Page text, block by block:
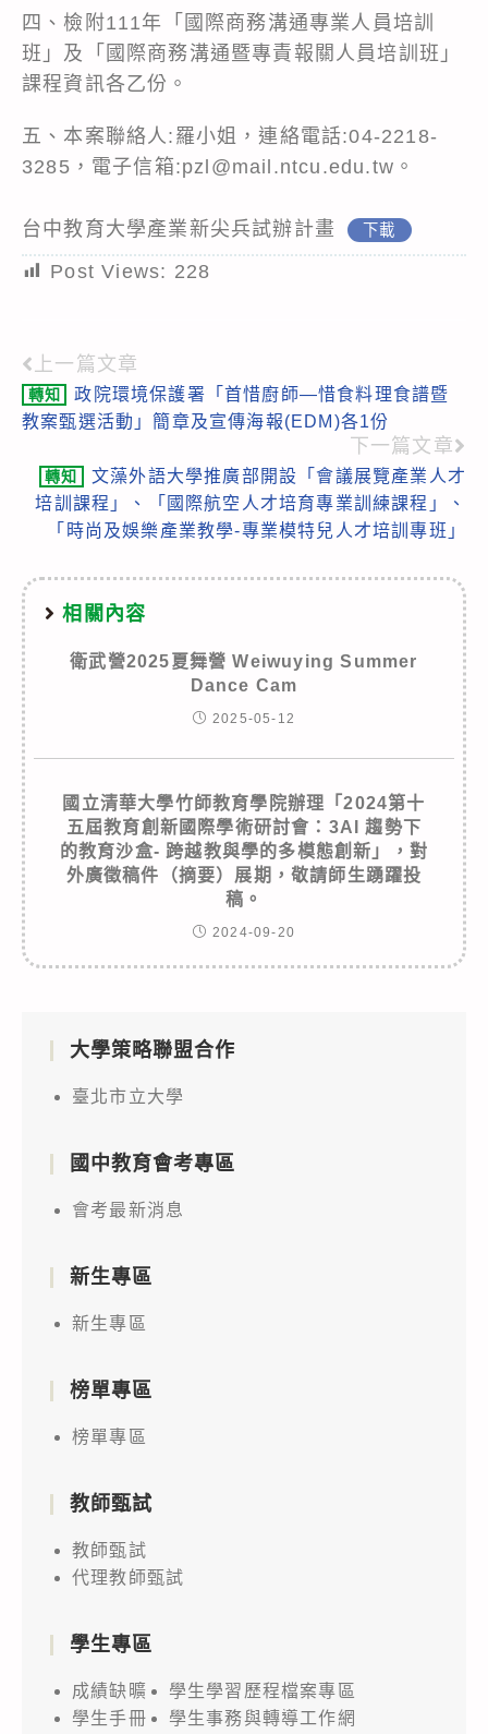
四、檢附111年「國際商務溝通專業人員培訓
班」及「國際商務溝通暨專責報關人員培訓班」
課程資訊各乙份。
五、本案聯絡人:羅小姐，連絡電話:04-2218-
3285，電子信箱:pzl@mail.ntcu.edu.tw。
台中教育大學產業新尖兵試辦計畫 下載
Post Views: 228
Read
more
上一篇文章
轉知
政院環境保護署「首惜廚師—惜食料理食譜暨
教案甄選活動」簡章及宣傳海報(EDM)各1份
下一篇文章
轉知
文藻外語大學推廣部開設「會議展覽產業人才
培訓課程」、「國際航空人才培育專業訓練課程」、
「時尚及娛樂產業教學-專業模特兒人才培訓專班」
相關內容
衛武營2025夏舞營 Weiwuying Summer
Dance Cam
2025-05-12
國立清華大學竹師教育學院辦理「2024第十
五屆教育創新國際學術研討會：3AI 趨勢下
的教育沙盒- 跨越教與學的多模態創新」，對
外廣徵稿件（摘要）展期，敬請師生踴躍投
稿。
2024-09-20
大學策略聯盟合作
臺北市立大學
國中教育會考專區
會考最新消息
新生專區
新生專區
榜單專區
榜單專區
教師甄試
教師甄試
代理教師甄試
學生專區
成績缺曠
學生學習歷程檔案專區
學生手冊
學生事務與轉導工作網